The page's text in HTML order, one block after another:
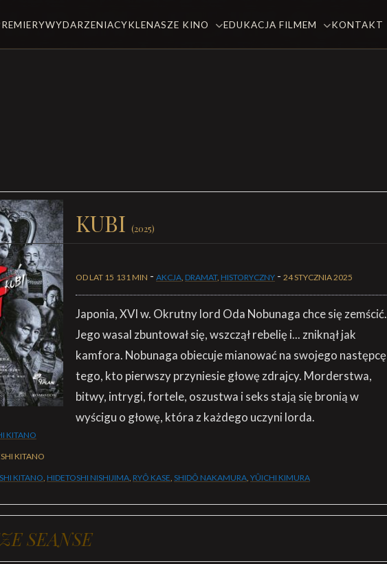
WYDARZENIACYKLENASZE KINO EDUKACJA FILMEM KONTAKT
KUBI (2025)
OD LAT 15 131 MIN - AKCJA, DRAMAT, HISTORYCZNY - 24 STYCZNIA 2025
Japonia, XVI w. Okrutny lord Oda Nobunaga chce się zemścić.
Jego wasal zbuntował się, wszczął rebelię i... zniknął jak
kamfora. Nobunaga obiecuje mianować na swojego następcę
tego, kto pierwszy przyniesie głowę zdrajcy. Morderstwa,
bitwy, intrygi, fortele, oszustwa i seks stają się bronią w
wyścigu o głowę, która z każdego uczyni lorda.
KITANO
KITANO
KITANO, HIDETOSHI NISHIJIMA, RYÔ KASE, SHIDÔ NAKAMURA, YÛICHI KIMURA
SEANSE